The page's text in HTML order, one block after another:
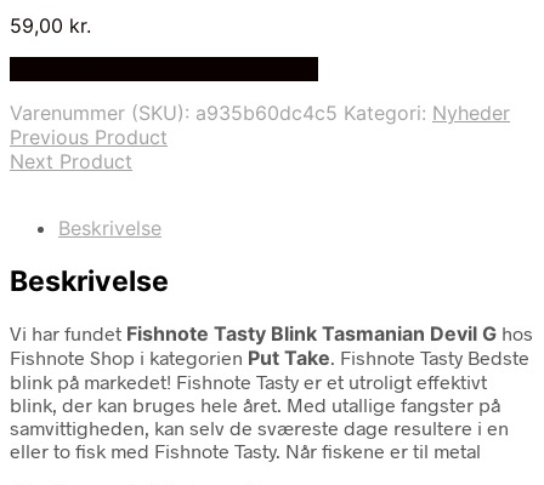
59,00 kr.
Varenummer (SKU): a935b60dc4c5 Kategori: Nyheder
Previous Product
Next Product
Beskrivelse
Beskrivelse
Vi har fundet Fishnote Tasty Blink Tasmanian Devil G hos
Fishnote Shop i kategorien Put Take. Fishnote Tasty Bedste
blink på markedet! Fishnote Tasty er et utroligt effektivt
blink, der kan bruges hele året. Med utallige fangster på
samvittigheden, kan selv de sværeste dage resultere i en
eller to fisk med Fishnote Tasty. Når fiskene er til metal